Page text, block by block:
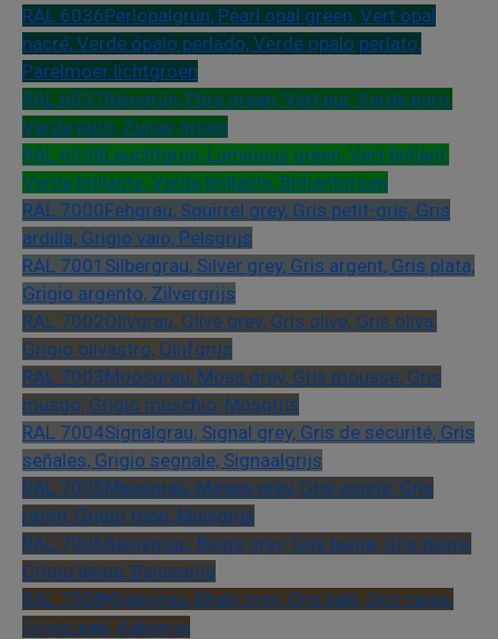
RAL 6036Perlopalgrün, Pearl opal green, Vert opal
nacré, Verde ópalo perlado, Verde opalo perlato,
Parelmoer lichtgroen
RAL 6037Reingrün, Pure green, Vert pur, Verde puro,
Verde puro, Zuiver groen
RAL 6038Leuchtgrün, Luminous green, Vert brillant,
Verde brillante, Verde brillante, Briljantgroen
RAL 7000Fehgrau, Squirrel grey, Gris petit-gris, Gris
ardilla, Grigio vaio, Pelsgrijs
RAL 7001 Silbergrau, Silver grey, Gris argent, Gris plata,
Grigio argento, Zilvergrijs
RAL 7002Olivgrau, Olive grey, Gris olive, Gris oliva,
Grigio olivastro, Olijfgrijs
RAL 7003Moosgrau, Moss grey, Gris mousse, Gris
musgo, Grigio muschio, Mosgrijs
RAL 7004Signalgrau, Signal grey, Gris de sécurité, Gris
señales, Grigio segnale, Signaalgrijs
RAL 7005Mausgrau, Mouse grey, Gris souris, Gris
ratón, Grigio topo, Muisgrijs
RAL 7006Beigegrau, Beige grey, Gris beige, Gris beige,
Grigio beige, Beigegrijs
RAL 7008Khakigrau, Khaki grey, Gris kaki, Gris caqui,
Grigio kaki, Kakigrijs